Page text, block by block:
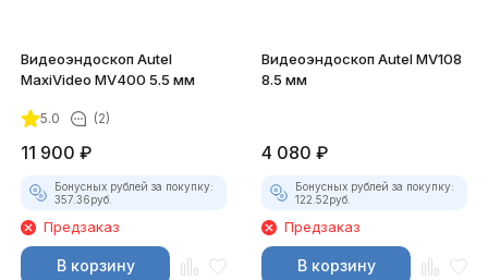
Видеоэндоскоп Autel
MaxiVideo MV400 5.5 мм
5.0 (2)
11 900 ₽
Бонусных рублей за покупку:
357.36руб.
Предзаказ
В корзину
Видеоэндоскоп Autel MV108
8.5 мм
4 080 ₽
Бонусных рублей за покупку:
122.52руб.
Предзаказ
В корзину